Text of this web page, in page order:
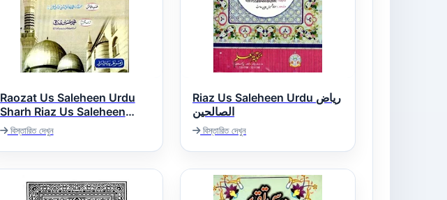
Raozat Us Saleheen Urdu
Sharh Riaz Us Saleheen
روضۃ الصالحین اردو شرح ریاض
الصالحین
বিস্তারিত দেখুন
Riaz Us Saleheen Urdu ریاض
الصالحین
বিস্তারিত দেখুন